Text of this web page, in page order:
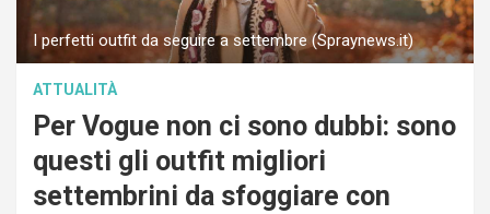
I perfetti outfit da seguire a settembre (Spraynews.it)
ATTUALITÀ
Per Vogue non ci sono dubbi: sono
questi gli outfit migliori
settembrini da sfoggiare con